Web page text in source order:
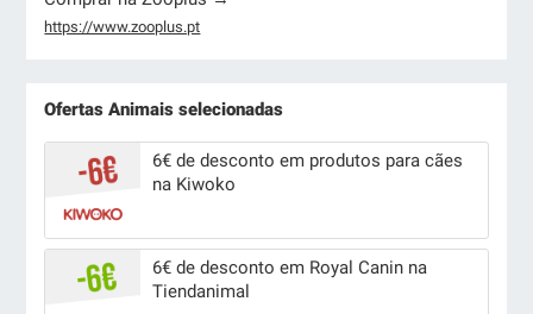
https://www.zooplus.pt
Ofertas Animais selecionadas
6€ de desconto em produtos para cães
na Kiwoko
6€ de desconto em Royal Canin na
Tiendanimal